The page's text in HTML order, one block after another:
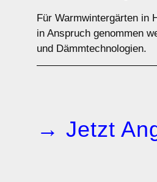
Für Warmwintergärten in
in Anspruch genommen
und Dämmtechnologien.
→ Jetzt